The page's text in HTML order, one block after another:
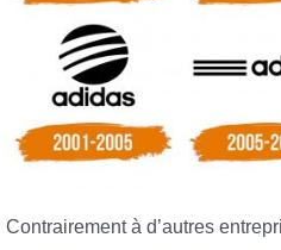
Contrairement à d’autres